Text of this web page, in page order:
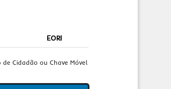
EORI
Cidadão ou Chave Móvel